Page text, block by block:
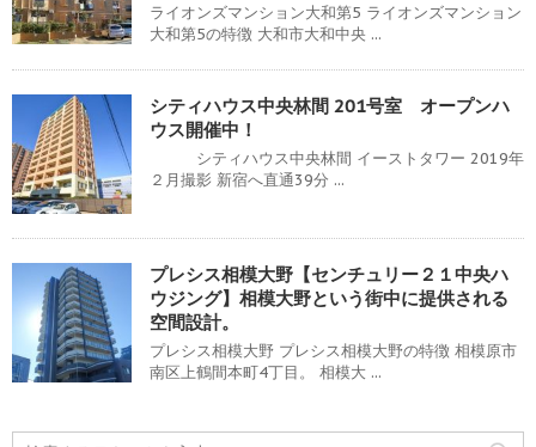
ライオンズマンション大和第5 ライオンズマンション
大和第5の特徴 大和市大和中央 ...
シティハウス中央林間 201号室 オープンハ
ウス開催中！
シティハウス中央林間 イーストタワー 2019年
２月撮影 新宿へ直通39分 ...
プレシス相模大野【センチュリー２１中央ハ
ウジング】相模大野という街中に提供される
空間設計。
プレシス相模大野 プレシス相模大野の特徴 相模原市
南区上鶴間本町4丁目。 相模大 ...